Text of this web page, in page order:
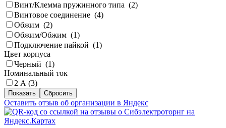
Винт/Клемма пружинного типа (2)
Винтовое соединение (4)
Обжим (2)
Обжим/Обжим (1)
Подключение пайкой (1)
Цвет корпуса
Черный (1)
Номинальный ток
2 А (3)
Оставить отзыв об организации в Яндекс